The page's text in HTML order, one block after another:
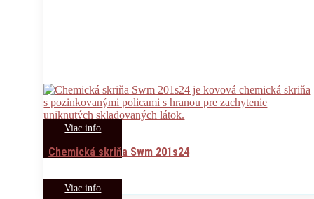
Viac info
Chemická skriňa Swm 201s24
Viac info